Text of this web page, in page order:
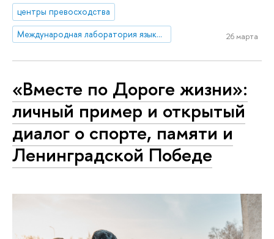
центры превосходства
Международная лаборатория языковой конвергенции
26 марта
«Вместе по Дороге жизни»:
личный пример и открытый
диалог о спорте, памяти и
Ленинградской Победе